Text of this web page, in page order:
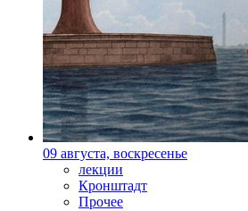
09 августа, воскресенье
лекции
Кронштадт
Прочее